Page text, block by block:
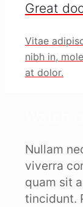
Great
Vitae
nibh in,
at dolor.
Nullam
viverra
quam sit
tincidunt.